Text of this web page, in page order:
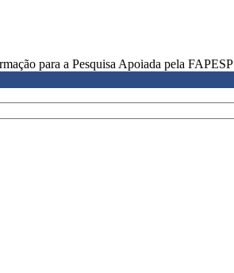
para a Pesquisa Apoiada pela FAPESP